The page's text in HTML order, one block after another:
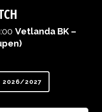
Vetlanda BK –
2026/2027